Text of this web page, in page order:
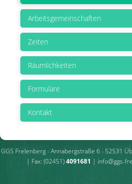
Arbeitsgemeinschaften
Zeiten
Räumlichkeiten
Formulare
Kontakt
GGS Frelenberg - Annabergstraße 6 - 52531
| Fax: (02451)4091681 | info@ggs-